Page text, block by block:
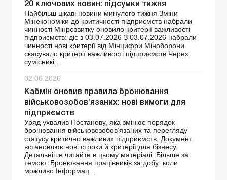
20 ключових новин: підсумки тижня
Найбільш цікаві новини минулого тижня Зміни
Мінекономіки до критичності підприємств набрали
чинності Мінрозвитку оновило критерії важливості
підприємств: діє з 03.07.2026 З 03.07.2026 набрали
чинності нові критерії від Мінцифри Міноборони
скасувало критерії важливості підприємств Через
сумісникі...
02.06.2026
Кабмін оновив правила бронювання
військовозобов’язаних: нові вимоги для
підприємств
Уряд ухвалив Постанову, яка змінює порядок
бронювання військовозобов’язаних та перегляду
статусу критично важливих підприємств. Документ
встановлює нові строки й критерії для бізнесу.
Детальніше читайте в цьому матеріалі. Більше за
темою: Бронювання працівників за добу: коли
можливо Інформац...